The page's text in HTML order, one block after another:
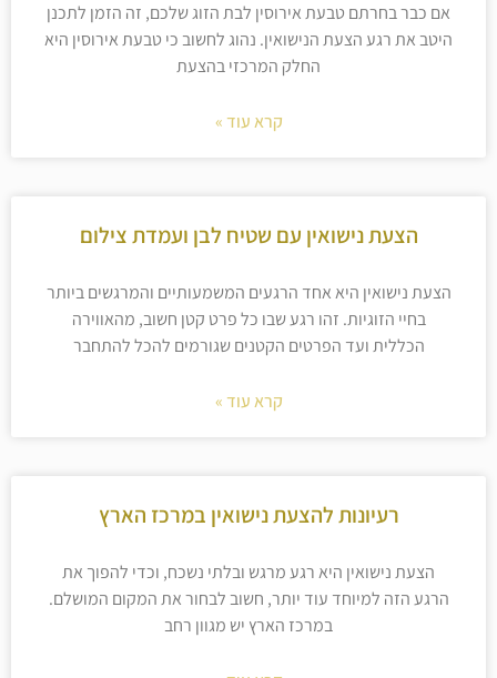
אם כבר בחרתם טבעת אירוסין לבת הזוג שלכם, זה הזמן לתכנן
היטב את רגע הצעת הנישואין. נהוג לחשוב כי טבעת אירוסין היא
החלק המרכזי בהצעת
קרא עוד »
הצעת נישואין עם שטיח לבן ועמדת צילום
הצעת נישואין היא אחד הרגעים המשמעותיים והמרגשים ביותר
בחיי הזוגיות. זהו רגע שבו כל פרט קטן חשוב, מהאווירה
הכללית ועד הפרטים הקטנים שגורמים להכל להתחבר
קרא עוד »
רעיונות להצעת נישואין במרכז הארץ
הצעת נישואין היא רגע מרגש ובלתי נשכח, וכדי להפוך את
הרגע הזה למיוחד עוד יותר, חשוב לבחור את המקום המושלם.
במרכז הארץ יש מגוון רחב